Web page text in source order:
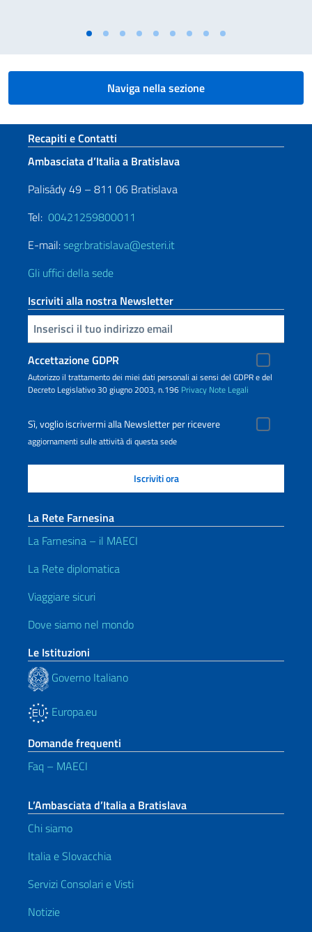
Naviga nella sezione
Sezione footer
Recapiti e Contatti
Ambasciata d’Italia a Bratislava
Palisády 49 – 811 06 Bratislava
Tel: 00421259800011
E-mail:segr.bratislava@esteri.it
Gli uffici della sede
Iscriviti alla nostra Newsletter
Inserisci la tua email
Accettazione GDPR
Autorizzo il trattamento dei miei dati personali ai sensi del GDPR e del
Decreto Legislativo 30 giugno 2003, n.196 Privacy Note Legali
Sì, voglio iscrivermi alla Newsletter per ricevere
aggiornamenti sulle attività di questa sede
La Rete Farnesina
La Farnesina – il MAECI
La Rete diplomatica
Viaggiare sicuri
Dove siamo nel mondo
Le Istituzioni
Governo Italiano
Europa.eu
Domande frequenti
Faq – MAECI
L’Ambasciata d’Italia a Bratislava
Chi siamo
Italia e Slovacchia
Servizi Consolari e Visti
Notizie